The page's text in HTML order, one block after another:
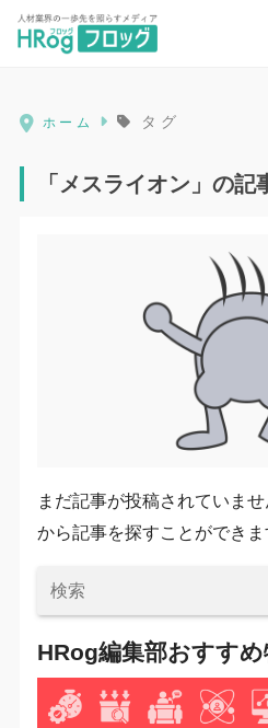
HRog | 人材業界の一
ホーム タグ
「メスライオン」の記
まだ記事が投稿されていま
から記事を探すことができま
HRog編集部おすす